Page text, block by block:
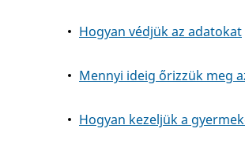
Hogyan védjük az adatokat
Mennyi ideig őrizzük meg
Hogyan kezeljük a